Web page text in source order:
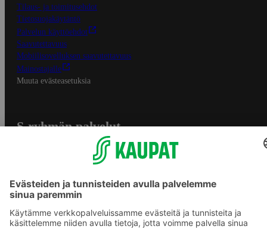
Tilaus- ja toimitusehdot
Tietosuojakäytäntö
Palvelun käyttöehdot
Saavutettavuus
Mobiilisovelluksen saavutettavuus
Mainostajalle
Muuta evästeasetuksia
S-ryhmän palvelut
Yhteishyvä Ruoka -sovellus
S-ostoslista -sovellus
Prisma.fi
Sokos.fi